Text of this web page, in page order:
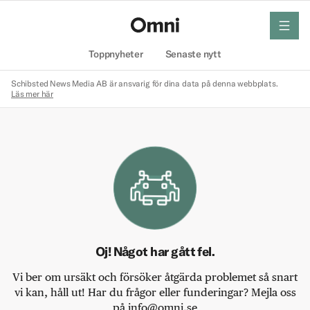
Toppnyheter Senaste nytt
meny
Schibsted News Media AB är ansvarig för dina data på denna webbplats.
Läs mer här
Oj! Något har gått fel.
Vi ber om ursäkt och försöker åtgärda problemet så snart
vi kan, håll ut! Har du frågor eller funderingar? Mejla oss